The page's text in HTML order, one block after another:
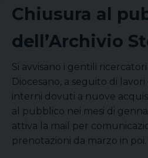
Chiusura al
dell’Archivio
Si avvisano i gentili
Diocesano, a seguito di
interni dovuti a nuove
al pubblico nei mesi di
attiva la mail per
prenotazioni da marzo in poi.